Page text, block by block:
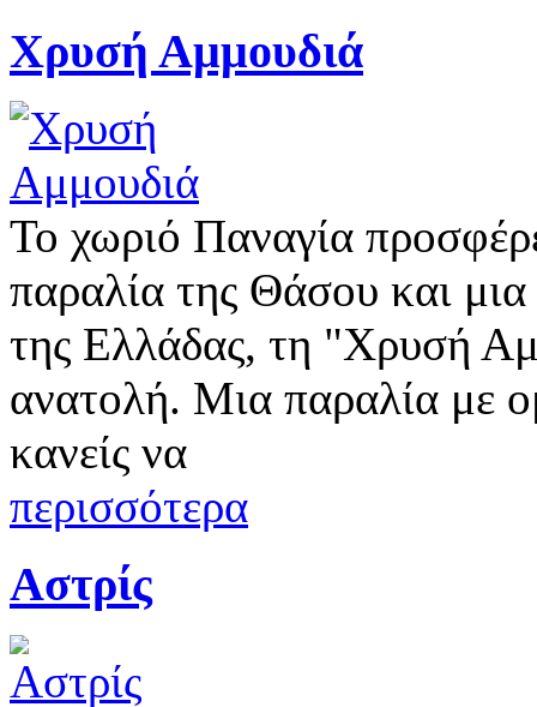
Χρυσή Αμμουδιά
Το χωριό Παναγία
παραλία της Θάσου και
της Ελλάδας, τη "Χρυσή
ανατολή. Μια παραλία με
κανείς να
περισσότερα
Αστρίς